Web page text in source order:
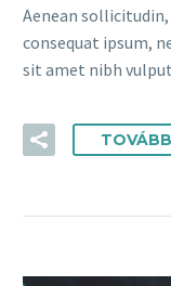
Aenean
consequat ipsum,
sit amet nibh